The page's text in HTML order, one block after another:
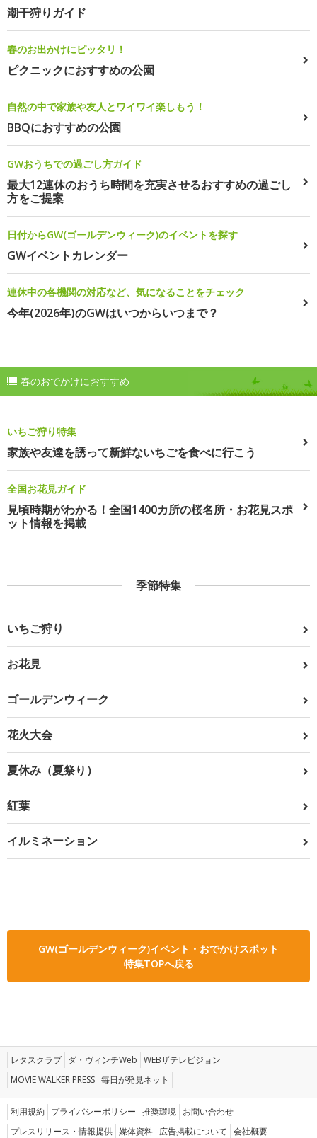
潮干狩りガイド
春のお出かけにピッタリ！
ピクニックにおすすめの公園
自然の中で家族や友人とワイワイ楽しもう！
BBQにおすすめの公園
GWおうちでの過ごし方ガイド
最大12連休のおうち時間を充実させるおすすめの過ごし
方をご提案
日付からGW(ゴールデンウィーク)のイベントを探す
GWイベントカレンダー
連休中の各機関の対応など、気になることをチェック
今年(2026年)のGWはいつからいつまで？
春のおでかけにおすすめ
いちご狩り特集
家族や友達を誘って新鮮ないちごを食べに行こう
全国お花見ガイド
見頃時期がわかる！全国1400カ所の桜名所・お花見スポ
ット情報を掲載
季節特集
いちご狩り
お花見
ゴールデンウィーク
花火大会
夏休み（夏祭り）
紅葉
イルミネーション
GW(ゴールデンウィーク)イベント・おでかけスポット
特集TOPへ戻る
レタスクラブ ダ・ヴィンチWeb WEBザテレビジョン
MOVIE WALKER PRESS 毎日が発見ネット
利用規約 プライバシーポリシー 推奨環境 お問い合わせ
プレスリリース・情報提供 媒体資料 広告掲載について 会社概要